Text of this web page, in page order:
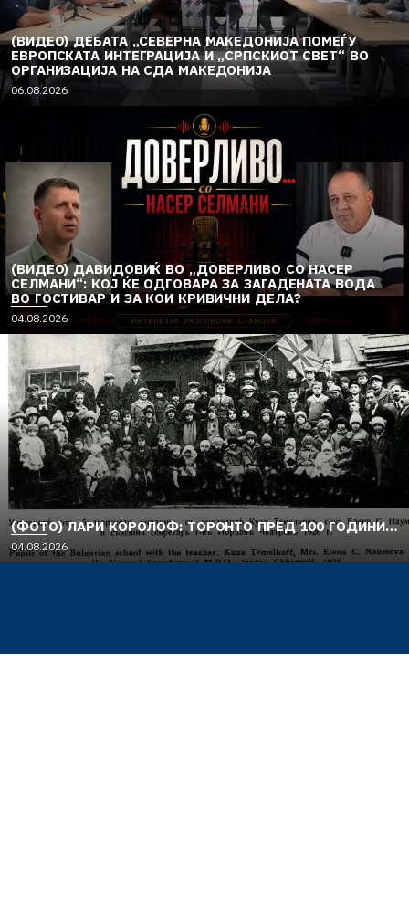
(ВИДЕО) ДЕБАТА „СЕВЕРНА МАКЕДОНИЈА ПОМЕЃУ
ЕВРОПСКАТА ИНТЕГРАЦИЈА И „СРПСКИОТ СВЕТ“ ВО
ОРГАНИЗАЦИЈА НА СДА МАКЕДОНИЈА
06.08.2026
(ВИДЕО) ДАВИДОВИЌ ВО „ДОВЕРЛИВО СО НАСЕР
СЕЛМАНИ“: КОЈ ЌЕ ОДГОВАРА ЗА ЗАГАДЕНАТА ВОДА
ВО ГОСТИВАР И ЗА КОИ КРИВИЧНИ ДЕЛА?
04.08.2026
(ФОТО) ЛАРИ КОРОЛОФ: ТОРОНТО ПРЕД 100 ГОДИНИ…
04.08.2026